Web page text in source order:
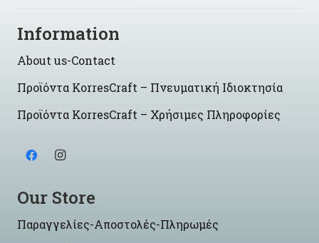
Information
About us-Contact
Προϊόντα KorresCraft – Πνευματική Ιδιοκτησία
Προϊόντα KorresCraft – Χρήσιμες Πληροφορίες
Our Store
Παραγγελίες-Αποστολές-Πληρωμές